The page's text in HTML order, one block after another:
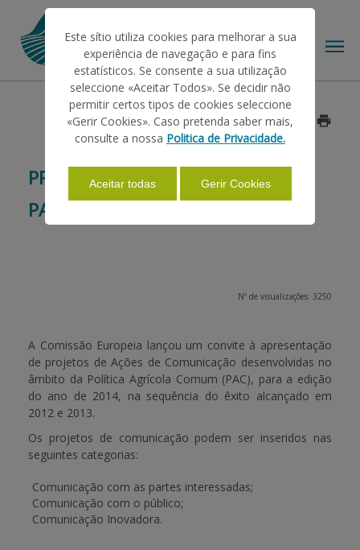
AJUDAS/APOIOS
INFORMAÇÕES
PAGAMENTOS
APOIO AO BENEFICIÁRIO
Entrar / Registar
PRÉMIOS DE COMUNICAÇÃO DA
PAC
Data: 2014/07/22
Nº de visualizações: 3250
A Comissão Europeia lançou um convite à apresentação
de projetos de Ações de Comunicação desenvolvidas no
âmbito da Política Agrícola Comum (PAC), para a edição
do ano de 2014, na sequência do êxito alcançado em
2012 e 2013.
Os projetos de comunicação podem ser inseridos nas
seguintes categorias:
Comunicação com as partes interessadas;
Comunicação com o público;
Comunicação Inovadora.
Este sítio utiliza cookies para melhorar a sua
experiência de navegação e para fins
estatísticos. Se consente a sua utilização
seleccione «Aceitar Todos». Se decidir não
permitir certos tipos de cookies seleccione
«Gerir Cookies». Caso pretenda saber mais,
consulte a nossa Politica de Privacidade.
Aceitar todas Gerir Cookies